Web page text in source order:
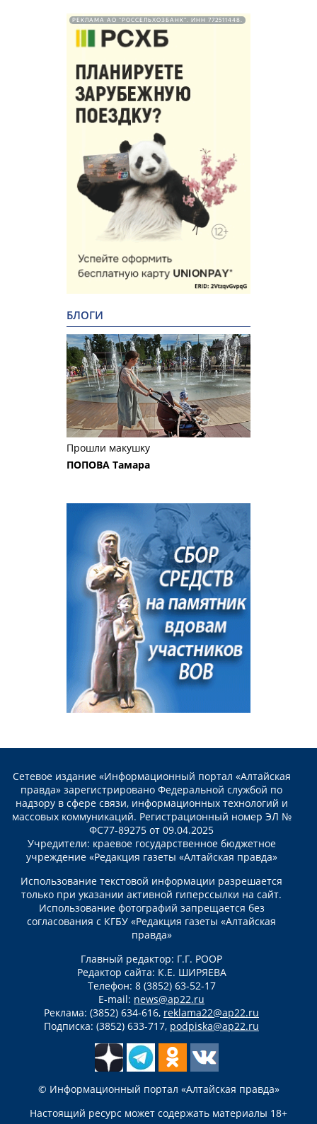
РЕКЛАМА АО "РОССЕЛЬХОЗБАНК". ИНН 772511448.
БЛОГИ
Прошли макушку
ПОПОВА Тамара
Сетевое издание «Информационный портал «Алтайская
правда» зарегистрировано Федеральной службой по
надзору в сфере связи, информационных технологий и
массовых коммуникаций. Регистрационный номер ЭЛ №
ФС77-89275 от 09.04.2025
Учредители: краевое государственное бюджетное
учреждение «Редакция газеты «Алтайская правда»
Использование текстовой информации разрешается
только при указании активной гиперссылки на сайт.
Использование фотографий запрещается без
согласования с КГБУ «Редакция газеты «Алтайская
правда»
Главный редактор: Г.Г. РООР
Редактор сайта: К.Е. ШИРЯЕВА
Телефон: 8 (3852) 63-52-17
E-mail: news@ap22.ru
Реклама: (3852) 634-616, reklama22@ap22.ru
Подписка: (3852) 633-717, podpiska@ap22.ru
© Информационный портал «Алтайская правда»
Настоящий ресурс может содержать материалы 18+